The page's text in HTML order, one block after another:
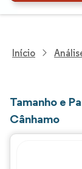
Início
Tamanho e
Cânhamo